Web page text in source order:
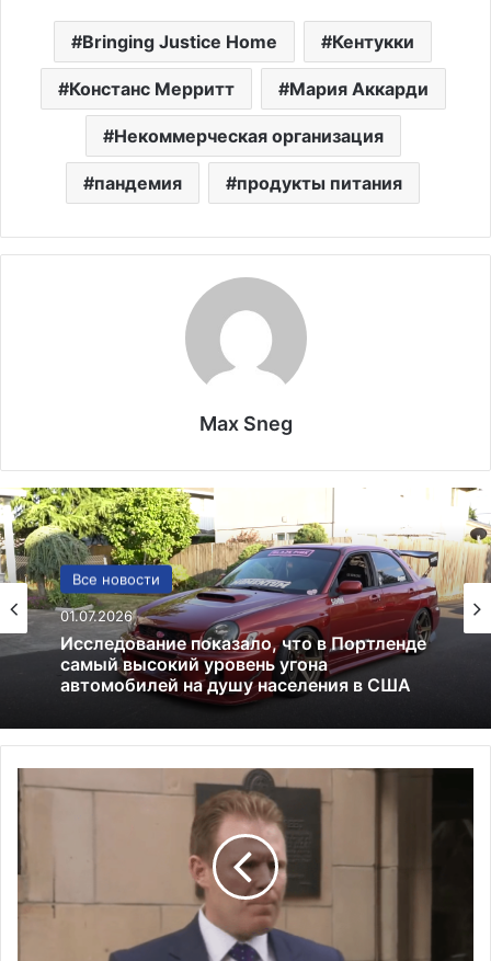
Bringing Justice Home Кентукки
Констанс Мерритт Мария Аккарди
Некоммерческая организация
пандемия продукты питания
Max Sneg
Все новости
01.07.2026
Исследование показало, что в Портленде
самый высокий уровень угона
автомобилей на душу населения в США
США
13.06.2025
Америка имеет огромный избыток сыра
н
ю